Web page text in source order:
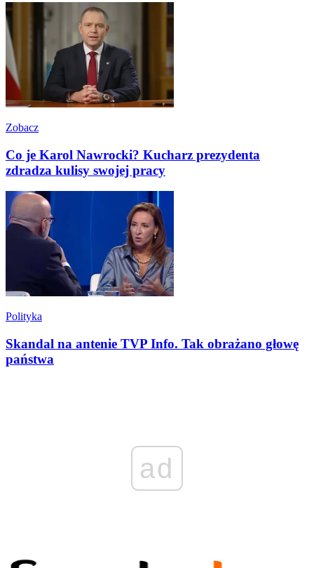
Zobacz
Co je Karol Nawrocki? Kucharz prezydenta
zdradza kulisy swojej pracy
Polityka
Skandal na antenie TVP Info. Tak obrażano głowę
państwa
ad